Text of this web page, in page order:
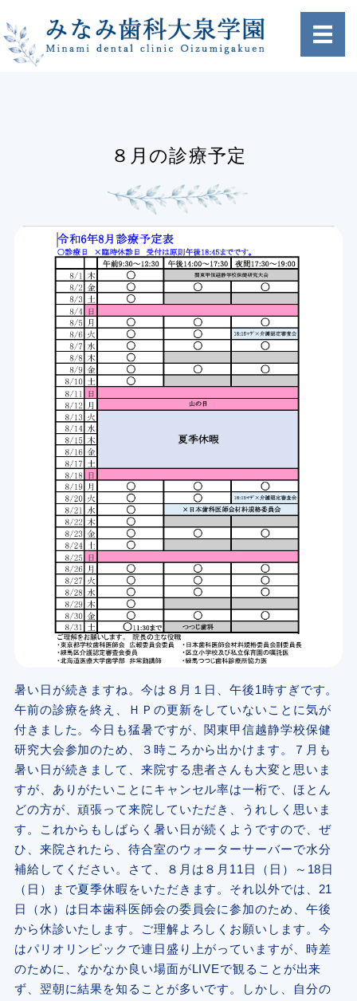
アクセス
８月の診療予定
暑い日が続きますね。今は８月１日、午後1時すぎです。
午前の診療を終え、ＨＰの更新をしていないことに気が
付きました。今日も猛暑ですが、関東甲信越静学校保健
研究大会参加のため、３時ころから出かけます。７月も
暑い日が続きまして、来院する患者さんも大変と思いま
すが、ありがたいことにキャンセル率は一桁で、ほとん
どの方が、頑張って来院していただき、うれしく思いま
す。これからもしばらく暑い日が続くようですので、ぜ
ひ、来院されたら、待合室のウォーターサーバーで水分
補給してください。さて、８月は８月11日（日）～18日
（日）まで夏季休暇をいただきます。それ以外では、21
日（水）は日本歯科医師会の委員会に参加のため、午後
から休診いたします。ご理解よろしくお願いします。今
はパリオリンピックで連日盛り上がっていますが、時差
のために、なかなか良い場面がLIVEで観ることが出来
ず、翌朝に結果を知ることが多いです。しかし、自分の